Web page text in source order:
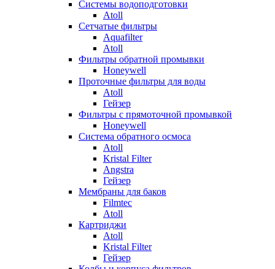
Системы водоподготовки
Atoll
Сетчатые фильтры
Aquafilter
Atoll
Фильтры обратной промывки
Honeywell
Проточные фильтры для воды
Atoll
Гейзер
Фильтры с прямоточной промывкой
Honeywell
Система обратного осмоса
Atoll
Kristal Filter
Angstra
Гейзер
Мембраны для баков
Filmtec
Atoll
Картриджи
Atoll
Kristal Filter
Гейзер